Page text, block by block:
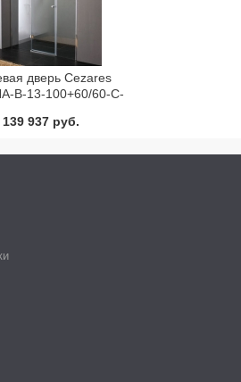
дверь Cezares
B-13-100+60/60-C-
139 937 руб.